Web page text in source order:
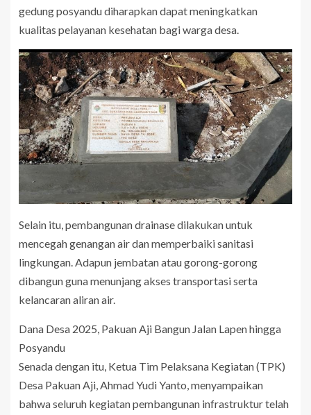
gedung posyandu diharapkan dapat meningkatkan
kualitas pelayanan kesehatan bagi warga desa.
Selain itu, pembangunan drainase dilakukan untuk
mencegah genangan air dan memperbaiki sanitasi
lingkungan. Adapun jembatan atau gorong-gorong
dibangun guna menunjang akses transportasi serta
kelancaran aliran air.
Dana Desa 2025, Pakuan Aji Bangun Jalan Lapen hingga
Posyandu
Senada dengan itu, Ketua Tim Pelaksana Kegiatan (TPK)
Desa Pakuan Aji, Ahmad Yudi Yanto, menyampaikan
bahwa seluruh kegiatan pembangunan infrastruktur telah